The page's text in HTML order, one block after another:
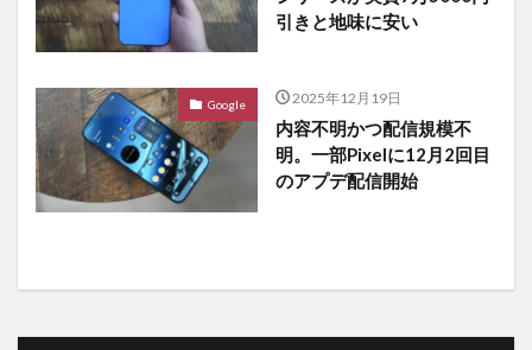
引きと地味に安い
Google 2025年12月19日
内容不明かつ配信規模不
明。一部Pixelに12月2回目
のアプデ配信開始